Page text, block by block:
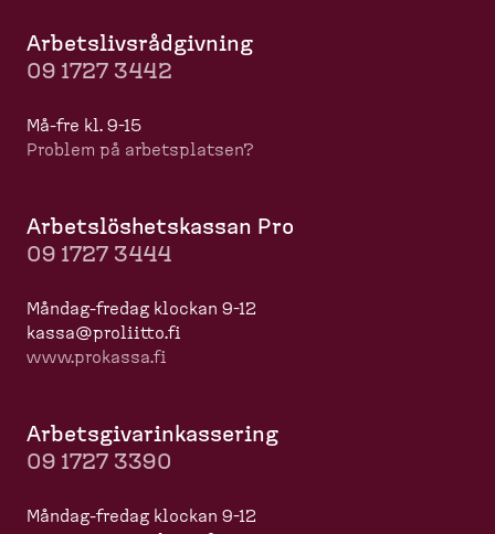
Arbets­livs­råd­givning
09 1727 3442
Må-​fre kl. 9-15
Problem på arbets­platsen?
Arbets­lös­hets­kassan Pro
09 1727 3444
Måndag-​fredag klockan 9-12
kassa@proliitto.fi
www.prokassa.fi
Arbets­gi­va­rin­kas­sering
09 1727 3390
Måndag-​fredag klockan 9-12